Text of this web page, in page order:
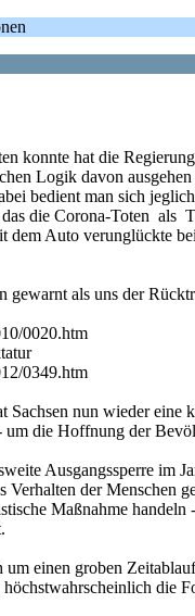
konnte hat die
Logik davon
bedient man sich
die Corona-Toten
dem Auto verunglückte
gewarnt als uns der
0020.htm
0349.htm
Sachsen nun wieder
die Hoffnung der
Ausgangssperre
der Menschen
Maßnahme
um einen groben